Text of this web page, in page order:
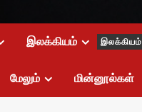
இலக்கியம் இலக்கியம்
மேலும் மின்னூல்கள்